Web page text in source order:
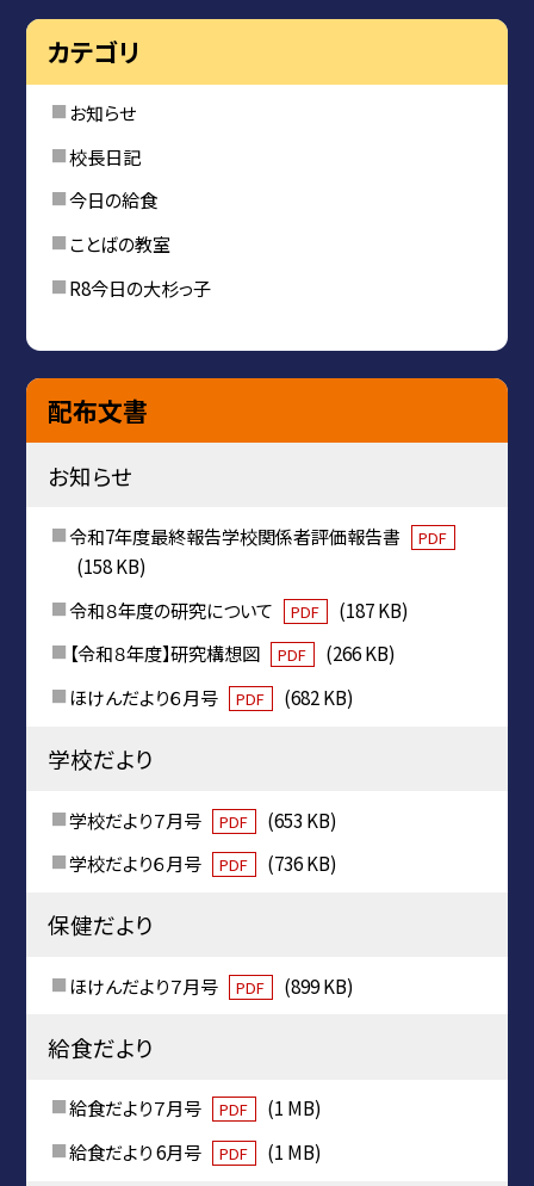
カテゴリ
お知らせ
校長日記
今日の給食
ことばの教室
R8今日の大杉っ子
配布文書
お知らせ
令和7年度最終報告学校関係者評価報告書 PDF
(158 KB)
令和８年度の研究について
PDF
(187 KB)
【令和８年度】研究構想図
PDF
(266 KB)
ほけんだより６月号
PDF (682 KB)
学校だより
学校だより７月号 PDF
(653 KB)
学校だより６月号
PDF (736 KB)
保健だより
ほけんだより７月号 PDF (899 KB)
給食だより
給食だより７月号 PDF
(1 MB)
給食だより 6月号
PDF (1 MB)